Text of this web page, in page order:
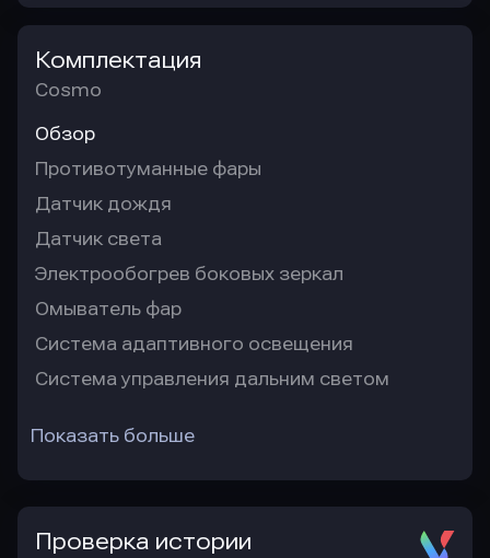
Комплектация
Cosmo
Обзор
Противотуманные фары
Датчик дождя
Датчик света
Электрообогрев боковых зеркал
Омыватель фар
Система адаптивного освещения
Система управления дальним светом
Показать больше
Проверка истории